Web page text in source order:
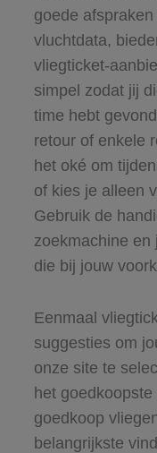
goede
vluchtdata,
vliegticket-
simpel zodat jij
time hebt
retour of enkele
het oké om
of kies je alleen
Gebruik de
zoekmachine en
die bij jouw
Eenmaal
suggesties om
onze site te
het
goedkoop
belangrijkste